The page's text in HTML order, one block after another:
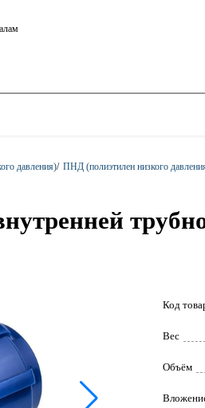
давления)/ ПНД (полиэтилен низкого
Код
Вес
Объём